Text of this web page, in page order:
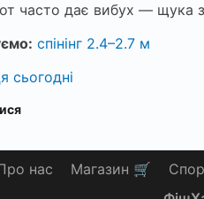
часто дає вибух — щука
спінінг 2.4–2.7 м
сьогодні
нас Магазин 🛒